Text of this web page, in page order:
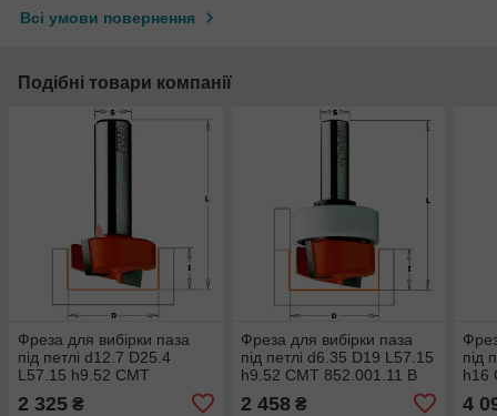
Всі умови повернення
Подібні товари компанії
Фреза для вибірки паза
під петлі d12.7 D25.4
L57.15 h9.52 СМТ
2 325 ₴
Фреза для вибірки паза
під петлі d6.35 D19 L57.15
h9.52 СМТ 852.001.11 B
2 458₴
під
h16
4